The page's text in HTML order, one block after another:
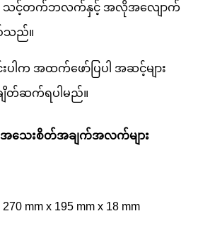
သင့်တက်ဘလက်နှင့် အလိုအလျောက်
သည်။
က အထက်ဖော်ပြပါ အဆင့်များ
တ်ဆက်ရပါမည်။
အသေးစိတ်အချက်အလက်များ
mm x 195 mm x 18 mm